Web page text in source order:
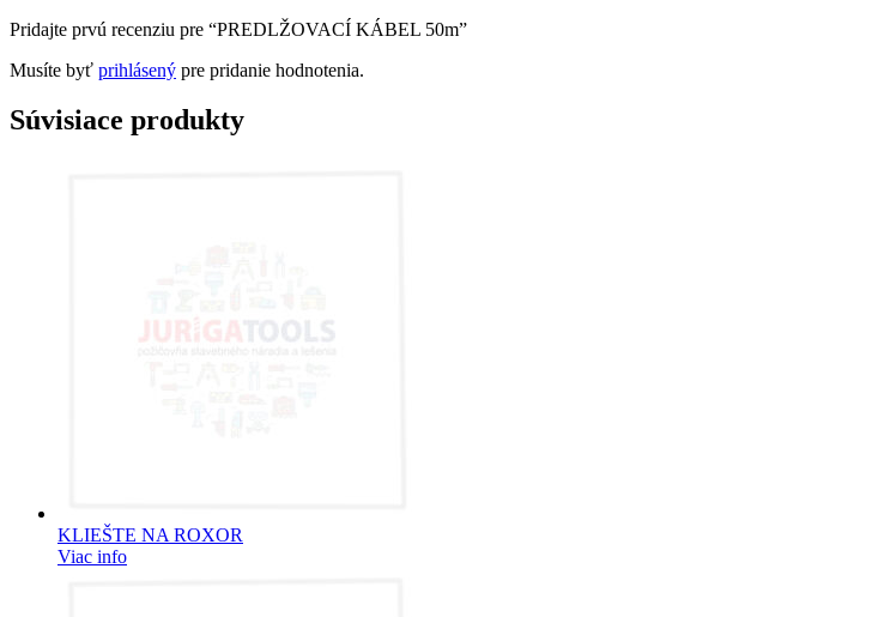
Pridajte prvú recenziu pre “PREDLŽOVACÍ KÁBEL 50m”
Musíte byť prihlásený pre pridanie hodnotenia.
Súvisiace produkty
KLIEŠTE NA ROXOR
Viac info